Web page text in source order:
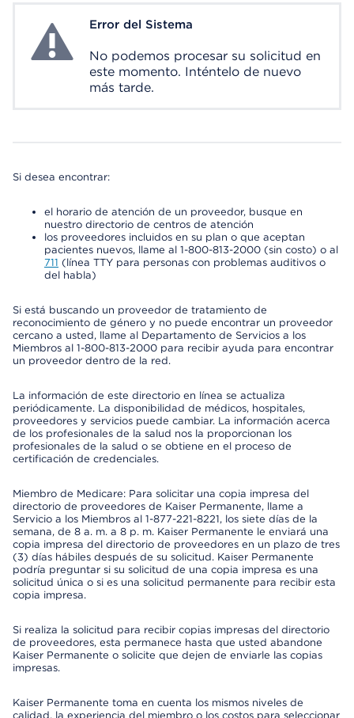
System ErrorError del Sistema
No podemos procesar su solicitud en
este momento. Inténtelo de nuevo
más tarde.
Si desea encontrar:
el horario de atención de un proveedor, busque en
nuestro directorio de centros de atención
los proveedores incluidos en su plan o que aceptan
pacientes nuevos, llame al 1-800-813-2000 (sin costo) o al
711 (línea TTY para personas con problemas auditivos o
del habla)
Si está buscando un proveedor de tratamiento de
reconocimiento de género y no puede encontrar un proveedor
cercano a usted, llame al Departamento de Servicios a los
Miembros al 1-800-813-2000 para recibir ayuda para encontrar
un proveedor dentro de la red.
La información de este directorio en línea se actualiza
periódicamente. La disponibilidad de médicos, hospitales,
proveedores y servicios puede cambiar. La información acerca
de los profesionales de la salud nos la proporcionan los
profesionales de la salud o se obtiene en el proceso de
certificación de credenciales.
Miembro de Medicare: Para solicitar una copia impresa del
directorio de proveedores de Kaiser Permanente, llame a
Servicio a los Miembros al 1-877-221-8221, los siete días de la
semana, de 8 a. m. a 8 p. m. Kaiser Permanente le enviará una
copia impresa del directorio de proveedores en un plazo de tres
(3) días hábiles después de su solicitud. Kaiser Permanente
podría preguntar si su solicitud de una copia impresa es una
solicitud única o si es una solicitud permanente para recibir esta
copia impresa.
Si realiza la solicitud para recibir copias impresas del directorio
de proveedores, esta permanece hasta que usted abandone
Kaiser Permanente o solicite que dejen de enviarle las copias
impresas.
Kaiser Permanente toma en cuenta los mismos niveles de
calidad, la experiencia del miembro o los costos para seleccionar